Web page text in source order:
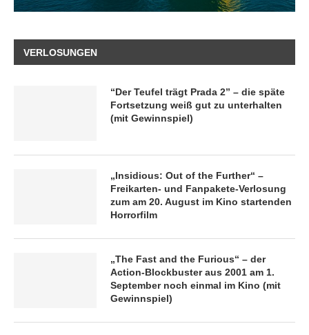
VERLOSUNGEN
“Der Teufel trägt Prada 2” – die späte
Fortsetzung weiß gut zu unterhalten
(mit Gewinnspiel)
„Insidious: Out of the Further“ –
Freikarten- und Fanpakete-Verlosung
zum am 20. August im Kino startenden
Horrorfilm
„The Fast and the Furious“ – der
Action-Blockbuster aus 2001 am 1.
September noch einmal im Kino (mit
Gewinnspiel)